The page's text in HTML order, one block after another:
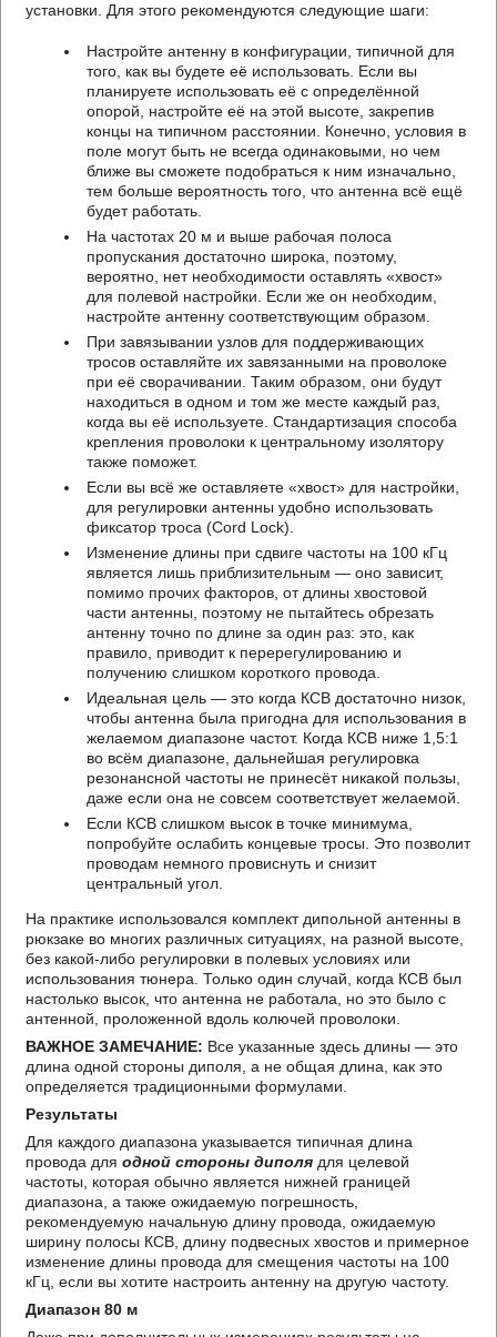
установки. Для этого рекомендуются следующие шаги:
Настройте антенну в конфигурации, типичной для
того, как вы будете её использовать. Если вы
планируете использовать её с определённой
опорой, настройте её на этой высоте, закрепив
концы на типичном расстоянии. Конечно, условия в
поле могут быть не всегда одинаковыми, но чем
ближе вы сможете подобраться к ним изначально,
тем больше вероятность того, что антенна всё ещё
будет работать.
На частотах 20 м и выше рабочая полоса
пропускания достаточно широка, поэтому,
вероятно, нет необходимости оставлять «хвост»
для полевой настройки. Если же он необходим,
настройте антенну соответствующим образом.
При завязывании узлов для поддерживающих
тросов оставляйте их завязанными на проволоке
при её сворачивании. Таким образом, они будут
находиться в одном и том же месте каждый раз,
когда вы её используете. Стандартизация способа
крепления проволоки к центральному изолятору
также поможет.
Если вы всё же оставляете «хвост» для настройки,
для регулировки антенны удобно использовать
фиксатор троса (Cord Lock).
Изменение длины при сдвиге частоты на 100 кГц
является лишь приблизительным — оно зависит,
помимо прочих факторов, от длины хвостовой
части антенны, поэтому не пытайтесь обрезать
антенну точно по длине за один раз: это, как
правило, приводит к перерегулированию и
получению слишком короткого провода.
Идеальная цель — это когда КСВ достаточно низок,
чтобы антенна была пригодна для использования в
желаемом диапазоне частот. Когда КСВ ниже 1,5:1
во всём диапазоне, дальнейшая регулировка
резонансной частоты не принесёт никакой пользы,
даже если она не совсем соответствует желаемой.
Если КСВ слишком высок в точке минимума,
попробуйте ослабить концевые тросы. Это позволит
проводам немного провиснуть и снизит
центральный угол.
На практике использовался комплект дипольной антенны в
рюкзаке во многих различных ситуациях, на разной высоте,
без какой-либо регулировки в полевых условиях или
использования тюнера. Только один случай, когда КСВ был
настолько высок, что антенна не работала, но это было с
антенной, проложенной вдоль колючей проволоки.
ВАЖНОЕ ЗАМЕЧАНИЕ: Все указанные здесь длины — это
длина одной стороны диполя, а не общая длина, как это
определяется традиционными формулами.
Результаты
Для каждого диапазона указывается типичная длина
провода дляодной стороны диполя для целевой
частоты, которая обычно является нижней границей
диапазона, а также ожидаемую погрешность,
рекомендуемую начальную длину провода, ожидаемую
ширину полосы КСВ, длину подвесных хвостов и примерное
изменение длины провода для смещения частоты на 100
кГц, если вы хотите настроить антенну на другую частоту.
Диапазон 80 м